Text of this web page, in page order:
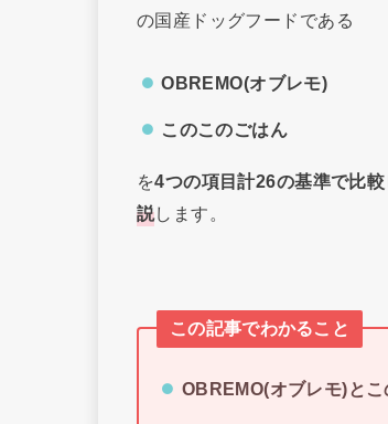
の国産ドッグフードである
OBREMO(オブレモ)
このこのごはん
を4つの項目計26の基準で比較
説します。
この記事でわかること
OBREMO(オブレモ)と